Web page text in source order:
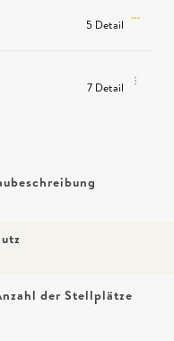
5 Detail
7 Detail
der Stellplätze